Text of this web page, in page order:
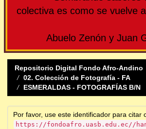
colectiva es como se vuelve
Abuelo Zenón y Juan
Repositorio Digital Fondo Afro-Andino
02. Colección de Fotografía - FA
ESMERALDAS - FOTOGRAFÍAS B/N
Por favor, use este identificador para citar
https://fondoafro.uasb.edu.ec//